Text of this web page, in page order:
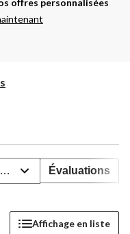
Évaluations
Affichage en liste